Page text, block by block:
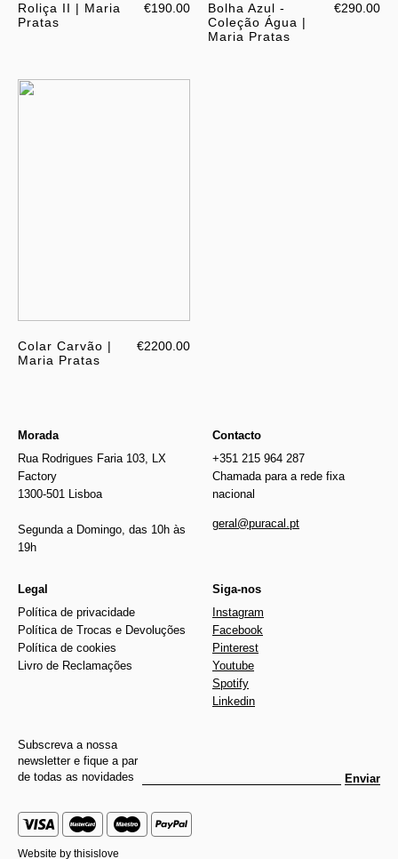
Roliça II | Maria
Pratas
€190.00
Bolha Azul -
Coleção Água |
Maria Pratas
€290.00
Colar Carvão |
Maria Pratas
€2200.00
Morada
Rua Rodrigues Faria 103, LX
Factory
1300-501 Lisboa
Segunda a Domingo, das 10h às
19h
Contacto
+351 215 964 287
Chamada para a rede fixa
nacional
geral@puracal.pt
Legal
Política de privacidade
Política de Trocas e Devoluções
Política de cookies
Livro de Reclamações
Siga-nos
Instagram
Facebook
Pinterest
Youtube
Spotify
Linkedin
Subscreva a nossa
newsletter e fique a par
de todas as novidades
Enviar
Website by thisislove